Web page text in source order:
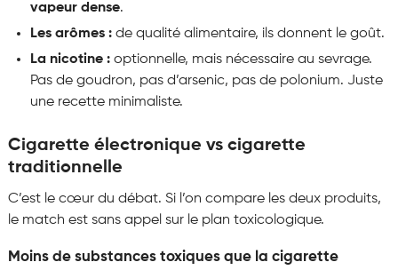
vapeur dense.
Les arômes :de qualité alimentaire, ils donnent le goût.
La nicotine :optionnelle, mais nécessaire au sevrage.
Pas de goudron, pas d’arsenic, pas de polonium. Juste
une recette minimaliste.
Cigarette électronique vs cigarette
traditionnelle
C’est le cœur du débat. Si l’on compare les deux produits,
le match est sans appel sur le plan toxicologique.
Moins de substances toxiques que la cigarette